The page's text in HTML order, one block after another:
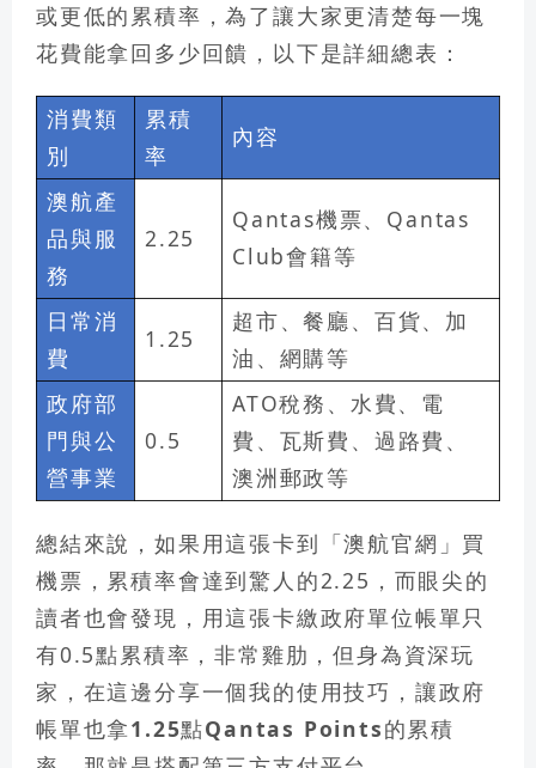
或更低的累積率 ，為了讓大家更清楚每一塊
花費能拿回多少回饋，以下是詳細總表：
消費類
別
累積
率
內容
澳航產
品與服
務
2.25
Qantas機票、Qantas
Club會籍等
日常消
費
1.25
超市、餐廳、百貨、加
油、網購等
政府部
門與公
營事業
0.5
ATO稅務、水費、電
費、瓦斯費、過路費、
澳洲郵政等
總結來說，如果用這張卡到「澳航官網」買
機票，累積率會達到驚人的2.25，而眼尖的
讀者也會發現，用這張卡繳政府單位帳單只
有0.5點累積率，非常雞肋，但身為資深玩
家， 在這邊分享一個我的使用技巧，讓政府
帳單也拿1.25點Qantas Points的累積